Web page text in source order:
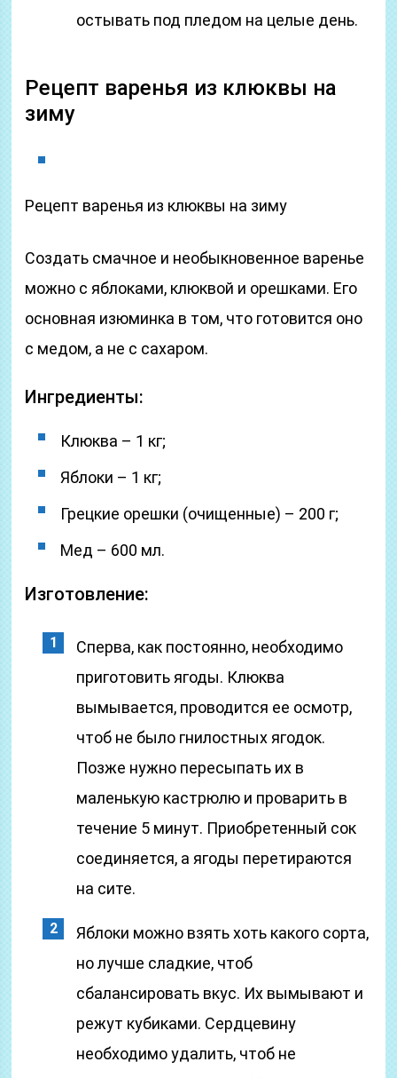
остывать под пледом на целые день.
Рецепт варенья из клюквы на
зиму
Рецепт варенья из клюквы на зиму
Создать смачное и необыкновенное варенье
можно с яблоками, клюквой и орешками. Его
основная изюминка в том, что готовится оно
с медом, а не с сахаром.
Ингредиенты:
Клюква – 1 кг;
Яблоки – 1 кг;
Грецкие орешки (очищенные) – 200 г;
Мед – 600 мл.
Изготовление:
Сперва, как постоянно, необходимо
приготовить ягоды. Клюква
вымывается, проводится ее осмотр,
чтоб не было гнилостных ягодок.
Позже нужно пересыпать их в
маленькую кастрюлю и проварить в
течение 5 минут. Приобретенный сок
соединяется, а ягоды перетираются
на сите.
Яблоки можно взять хоть какого сорта,
но лучше сладкие, чтоб
сбалансировать вкус. Их вымывают и
режут кубиками. Сердцевину
необходимо удалить, чтоб не